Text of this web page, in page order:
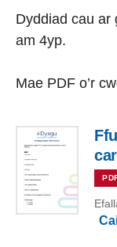
Dyddiad cau ar
am 4yp.
Mae PDF o’r